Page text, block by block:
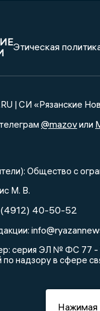
Этическая
| СИ «Рязанские
@mazovили
Общество с
М. В.
40-50-52
серия ЭЛ № ФС 77 -
надзору в сфере
Нажимая